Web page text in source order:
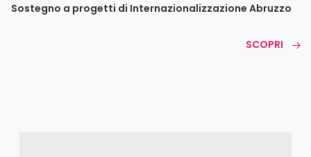
Sostegno a progetti di Internazionalizzazione Abruzzo
SCOPRI